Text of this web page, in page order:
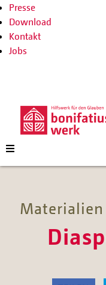
Presse
Download
Kontakt
Jobs